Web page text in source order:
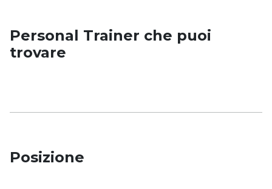
Personal Trainer che puoi
trovare
Posizione